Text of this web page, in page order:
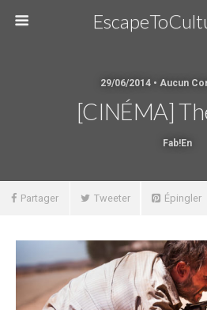
29/06/2014 • Aucun
[CINÉMA]
Fab!en
Partager Tweeter Épingler